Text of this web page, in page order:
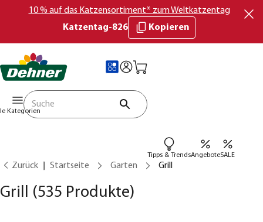
10 % auf das Katzensortiment* zum Weltkatzentag
Katzentag-826
Kopieren
Kategorien
Tipps & TrendsAngeboteSALE
Zurück Startseite Garten Grill
Grill (535 Produkte)